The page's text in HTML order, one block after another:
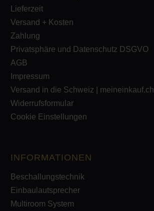
Lieferzeit
Versand + Kosten
Zahlung
Privatsphäre und Datenschutz DSGVO
AGB
Impressum
Versand in die Schweiz | meineinkauf.ch
Widerrufsformular
Cookie Einstellungen
INFORMATIONEN
Beschallungstechnik
Einbaulautsprecher
Multiroom System